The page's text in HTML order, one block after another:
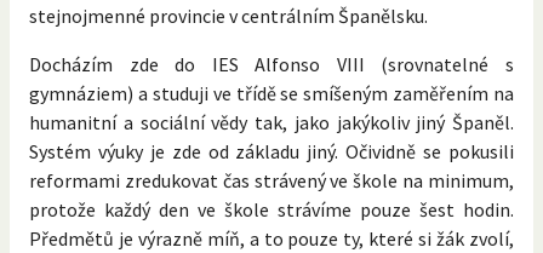
stejnojmenné provincie v centrálním Španělsku.
Docházím zde do IES Alfonso VIII (srovnatelné s
gymnáziem) a studuji ve třídě se smíšeným zaměřením na
humanitní a sociální vědy tak, jako jakýkoliv jiný Španěl.
Systém výuky je zde od základu jiný. Očividně se pokusili
reformami zredukovat čas strávený ve škole na minimum,
protože každý den ve škole strávíme pouze šest hodin.
Předmětů je výrazně míň, a to pouze ty, které si žák zvolí,